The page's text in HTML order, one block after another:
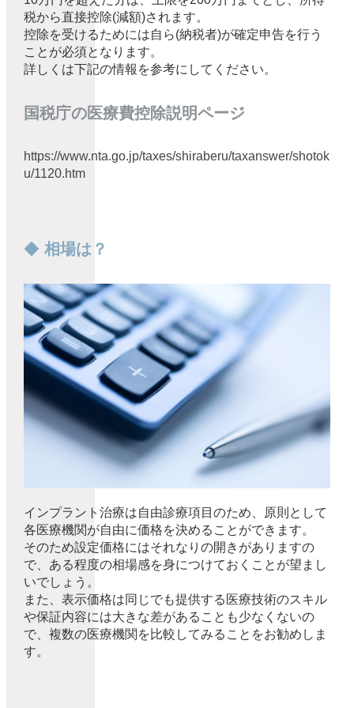
税から直接控除(減額)されます。
控除を受けるためには自ら(納税者)が確定申告を行う
ことが必須となります。
詳しくは下記の情報を参考にしてください。
国税庁の医療費控除説明ページ
https://www.nta.go.jp/taxes/shiraberu/taxanswer/shotok
u/1120.htm
◆ 相場は？
インプラント治療は自由診療項目のため、原則として
各医療機関が自由に価格を決めることができます。
そのため設定価格にはそれなりの開きがありますの
で、ある程度の相場感を身につけておくことが望まし
いでしょう。
また、表示価格は同じでも提供する医療技術のスキル
や保証内容には大きな差があることも少なくないの
で、複数の医療機関を比較してみることをお勧めしま
す。